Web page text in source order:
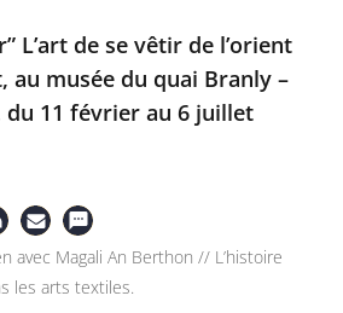
L’art de se vêtir de l’orient
au musée du quai Branly –
du 11 février au 6 juillet
avec Magali An Berthon // L’histoire
les arts textiles.